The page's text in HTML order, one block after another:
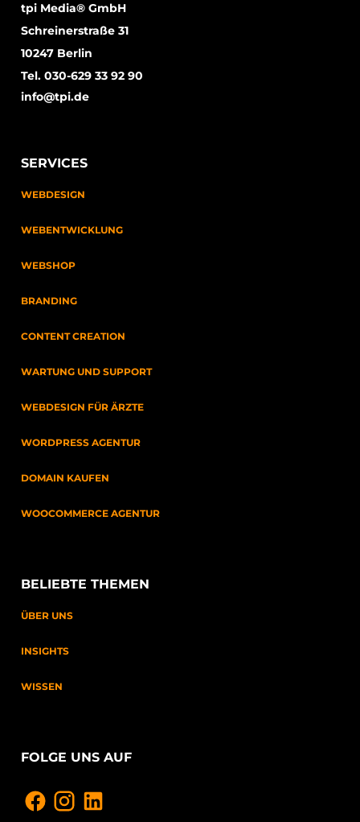
tpi Media® GmbH
Schreinerstraße 31
10247 Berlin
Tel. 030-629 33 92 90
info@tpi.de
SERVICES
WEBDESIGN
WEBENTWICKLUNG
WEBSHOP
BRANDING
CONTENT CREATION
WARTUNG UND SUPPORT
WEBDESIGN FÜR ÄRZTE
WORDPRESS AGENTUR
DOMAIN KAUFEN
WOOCOMMERCE AGENTUR
BELIEBTE THEMEN
ÜBER UNS
INSIGHTS
WISSEN
FOLGE UNS AUF